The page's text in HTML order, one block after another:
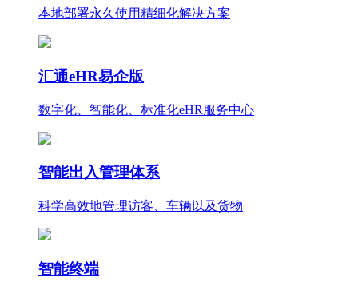
本地部署永久使用精细化解决方案
汇通eHR易企版
数字化、智能化、标准化eHR服务中心
智能出入管理体系
科学高效地管理访客、车辆以及货物
智能终端